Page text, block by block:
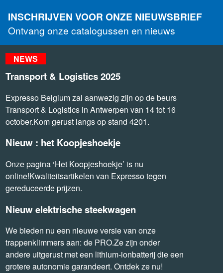
INSCHRIJVEN VOOR ONZE NIEUWSBRIEF
Ontvang onze catalogussen en nieuws
NEWS
Transport & Logistics 2025
Expresso Belgium zal aanwezig zijn op de beurs
Transport & Logistics in Antwerpen van 14 tot 16
october.Kom gerust langs op stand 4201.
Nieuw : het Koopjeshoekje
Onze pagina ‘Het Koopjeshoekje’ is nu
online!Kwaliteitsartikelen van Expresso tegen
gereduceerde prijzen.
Nieuw elektrische steekwagen
We bieden nu een nieuwe versie van onze
trappenklimmers aan: de PRO.Ze zijn onder
andere uitgerust met een lithium-ionbatterij die een
grotere autonomie garandeert. Ontdek ze nu!